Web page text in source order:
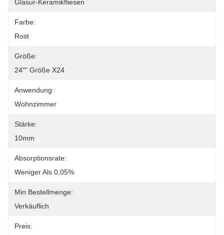
Glasur-Keramikfliesen
Farbe:
Rost
Größe:
24"“ Größe X24
Anwendung:
Wohnzimmer
Stärke:
10mm
Absorptionsrate:
Weniger Als 0,05%
Min Bestellmenge:
Verkäuflich
Preis: